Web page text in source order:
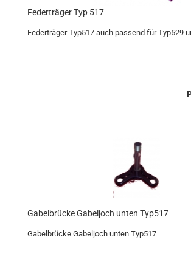
Federträger Typ 517
Federträger Typ517 auch passend für Typ529
Gabelbrücke Gabeljoch unten Typ517
Gabelbrücke Gabeljoch unten Typ517